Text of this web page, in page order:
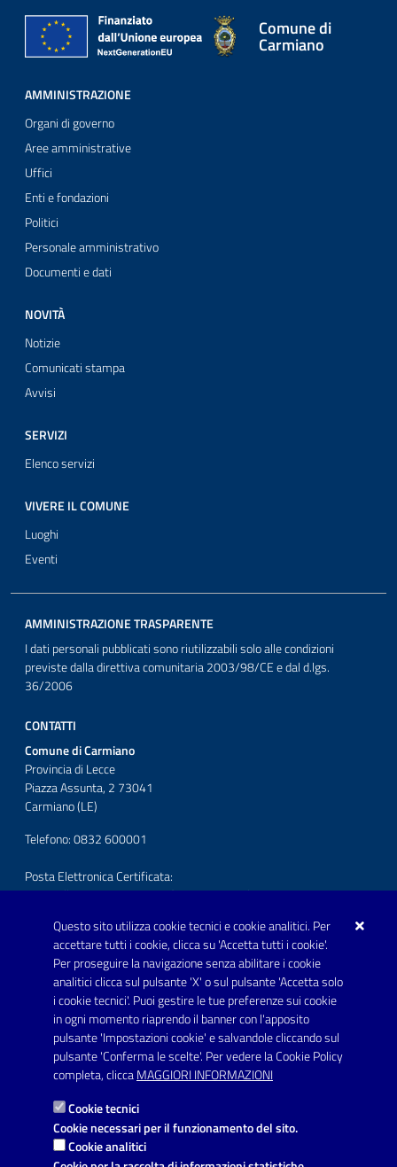
Questo sito utilizza cookie tecnici e cookie analitici. Per
accettare tutti i cookie, clicca su 'Accetta tutti i cookie'.
Per proseguire la navigazione senza abilitare i cookie
analitici clicca sul pulsante 'X' o sul pulsante 'Accetta solo
i cookie tecnici'. Puoi gestire le tue preferenze sui cookie
in ogni momento riaprendo il banner con l'apposito
pulsante 'Impostazioni cookie' e salvandole cliccando sul
pulsante 'Conferma le scelte'. Per vedere la Cookie Policy
completa, cliccaMAGGIORI INFORMAZIONI
Cookie tecnici
Cookie necessari per il funzionamento del sito.
Cookie analitici
Comune di
Carmiano
AMMINISTRAZIONE
Organi di governo
Aree amministrative
Uffici
Enti e fondazioni
Politici
Personale amministrativo
Documenti e dati
NOVITÀ
Notizie
Comunicati stampa
Avvisi
SERVIZI
Elenco servizi
VIVERE IL COMUNE
Luoghi
Eventi
AMMINISTRAZIONE TRASPARENTE
I dati personali pubblicati sono riutilizzabili solo alle condizioni
previste dalla direttiva comunitaria 2003/98/CE e dal d.lgs.
36/2006
CONTATTI
Comune di Carmiano
Provincia di Lecce
Piazza Assunta, 2 73041
Carmiano (LE)
Telefono: 0832 600001
Posta Elettronica Certificata:
protocollo.comunecarmiano@pec.rupar.puglia.it
URP - Ufficio Relazioni con il Pubblico
SEGUICI SU
Youtube
Link utili
Informativa privacy
Dichiarazione di accessibilità
Note legali